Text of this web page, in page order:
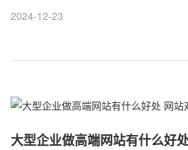
合作。无论是哪一种，都是转化越高，
司，好让对方更好的了解企业的需求，
2024-12-23
大型企业做高端网站有什么好